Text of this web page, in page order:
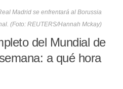
Madrid se enfrentará al Borussia
(Foto: REUTERS/Hannah Mckay)
del Mundial de
a qué hora